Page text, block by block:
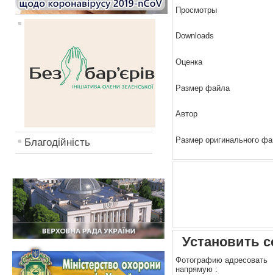
Благодійність
Просмотры
Downloads
Оценка
Размер файла
Автор
Размер оригинального
Установить
Фотографию адресовать
напрямую :